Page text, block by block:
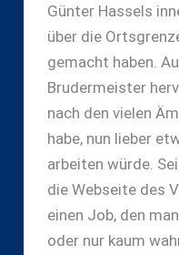
Günter Hassels
über die
gemacht haben.
Brudermeister
nach den vielen
habe, nun lieber
arbeiten würde.
die Webseite des
einen Job, den
oder nur kaum